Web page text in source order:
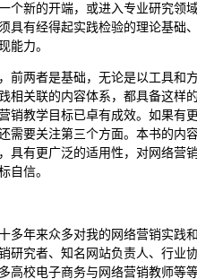
个新的开端，或进入专业研究领
具有经得起实践检验的理论基础
能力。
前两者是基础，无论是以工具和
相关联的内容体系，都具备这样
销教学目标已卓有成效。如果有
需要关注第三个方面。本书的内
具有更广泛的适用性，对网络营
自信。
多年来众多对我的网络营销实践
研究者、知名网站负责人、行业
高校电子商务与网络营销教师等